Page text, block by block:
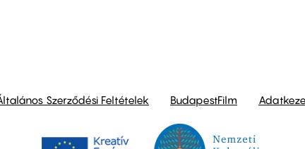
Szerződési Feltételek BudapestFilm